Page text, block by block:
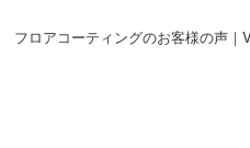
フロアコーティングのお客様の声｜